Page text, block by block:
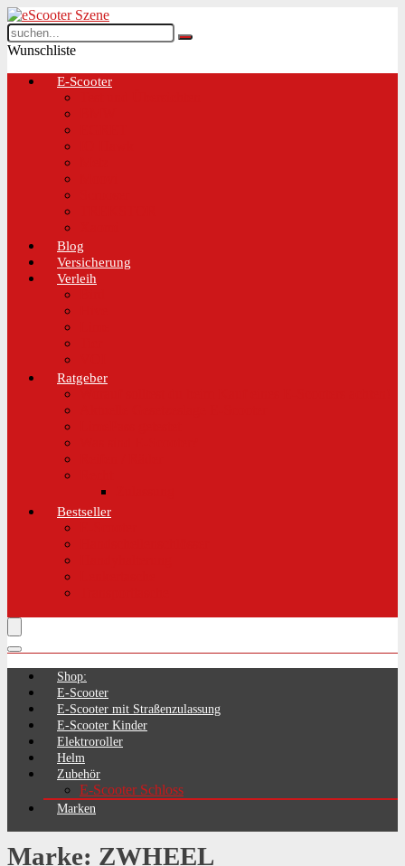
Wunschliste
E-Scooter
Blog
Versicherung
Verleih
Ratgeber
Bestseller
Shop:
E-Scooter
E-Scooter mit Straßenzulassung
E-Scooter Kinder
Elektroroller
Helm
Zubehör
E-Scooter Schloss
Marken
Marke: ZWHEEL